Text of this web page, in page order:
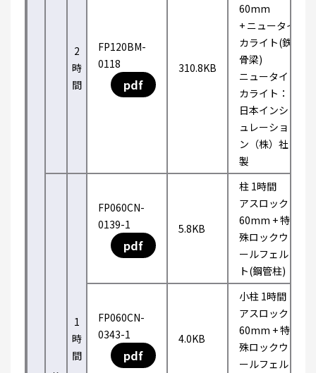
2
時
間
FP120BM-
0118
pdf
310.8KB
60mm
+ ニュータイ
カライト(鉄
骨梁)
ニュータイ
カライト：
日本インシ
ュレーショ
ン（株）社
製
1
時
間
FP060CN-
0139-1
pdf
5.8KB
柱 1時間
アスロック
60mm + 特
殊ロックウ
ールフェル
ト(鋼管柱)
FP060CN-
0343-1
pdf
4.0KB
小柱 1時間
アスロック
60mm + 特
殊ロックウ
ールフェル